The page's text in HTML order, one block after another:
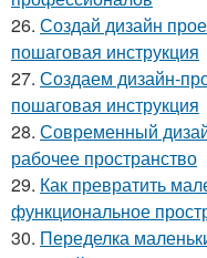
26. Создай дизайн
пошаговая инструкция
27. Создаем дизайн-
пошаговая инструкция
28. Современный
рабочее пространство
29. Как превратить
функциональное
30. Переделка